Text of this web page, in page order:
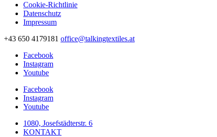
Cookie-Richtlinie
Datenschutz
Impressum
+43 650 4179181 office@talkingtextiles.at
Facebook
Instagram
Youtube
Facebook
Instagram
Youtube
1080, Josefstädterstr. 6
KONTAKT